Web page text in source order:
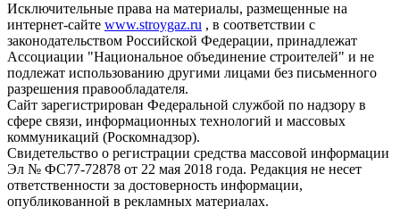
Исключительные права на материалы, размещенные на
интернет-сайте www.stroygaz.ru , в соответствии с
законодательством Российской Федерации, принадлежат
Ассоциации "Национальное объединение строителей" и не
подлежат использованию другими лицами без письменного
разрешения правообладателя.
Сайт зарегистрирован Федеральной службой по надзору в
сфере связи, информационных технологий и массовых
коммуникаций (Роскомнадзор).
Свидетельство о регистрации средства массовой информации
Эл № ФС77-72878 от 22 мая 2018 года. Редакция не несет
ответственности за достоверность информации,
опубликованной в рекламных материалах.